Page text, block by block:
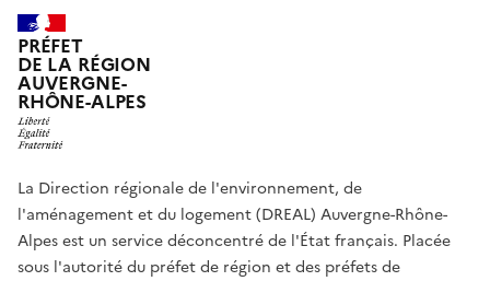
PRÉFET
DE LA RÉGION
AUVERGNE-
RHÔNE-ALPES
La Direction régionale de l'environnement, de
l'aménagement et du logement (DREAL) Auvergne-Rhône-
Alpes est un service déconcentré de l'État français. Placée
sous l'autorité du préfet de région et des préfets de